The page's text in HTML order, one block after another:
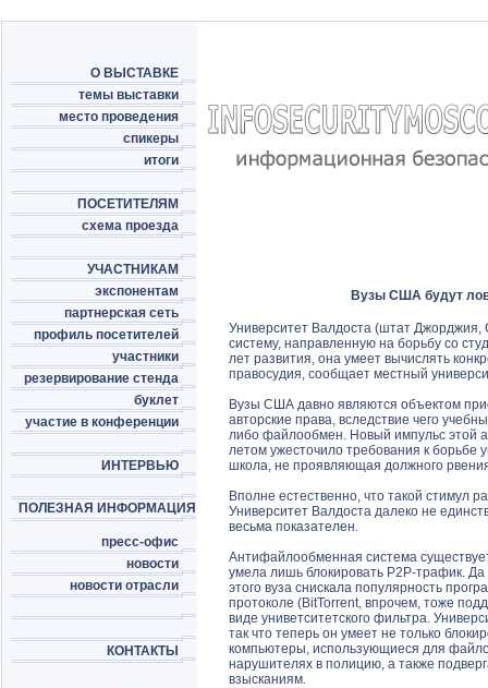
О ВЫСТАВКЕ
темы выставки
место проведения
спикеры
итоги
ПОСЕТИТЕЛЯМ
схема проезда
УЧАСТНИКАМ
экспонентам
партнерская сеть
профиль посетителей
участники
резервирование стенда
буклет
участие в конференции
ИНТЕРВЬЮ
ПОЛЕЗНАЯ ИНФОРМАЦИЯ
пресс-офис
новости
новости отрасли
КОНТАКТЫ
Вузы США будут
Университет Валдоста (штат
систему, направленную на борьбу со
лет развития, она умеет вычислять
правосудия, сообщает местный
Вузы США давно являются объектом
авторские права, вследствие чего
либо файлообмен. Новый импульс этой
летом ужесточило требования к борьбе
школа, не проявляющая должного
Вполне естественно, что такой стимул
Университет Валдоста далеко не
весьма показателен.
Антифайлообменная система
умела лишь блокировать P2P-трафик. Да
этого вуза снискала популярность
протоколе (BitTorrent, впрочем, тоже
виде униветситетского фильтра.
так что теперь он умеет не только
компьютеры, использующиеся для
нарушителях в полицию, а также
взысканиям.